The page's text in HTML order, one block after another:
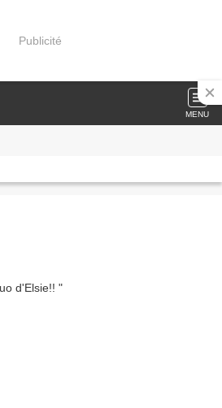
Publicité
MENU